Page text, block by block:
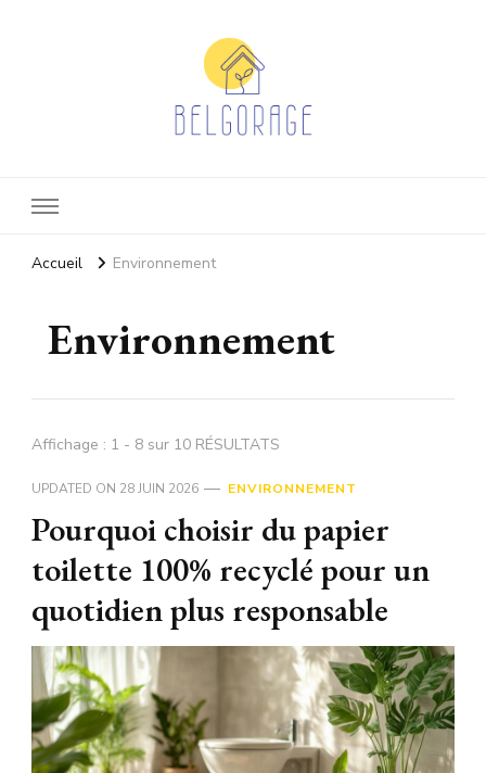
Accueil Environnement
Environnement
Affichage : 1 - 8 sur 10 RÉSULTATS
UPDATED ON 28 JUIN 2026 ENVIRONNEMENT
Pourquoi choisir du papier
toilette 100% recyclé pour un
quotidien plus responsable